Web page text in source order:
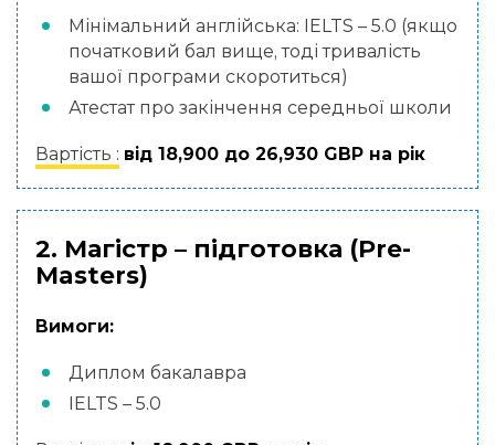
Мінімальний англійська: IELTS – 5.0 (якщо
початковий бал вище, тоді тривалість
вашої програми скоротиться)
Атестат про закінчення середньої школи
Вартість : від 18,900 до 26,930 GBP на рік
2. Магістр – підготовка (Pre-
Masters)
Вимоги:
Диплом бакалавра
IELTS – 5.0